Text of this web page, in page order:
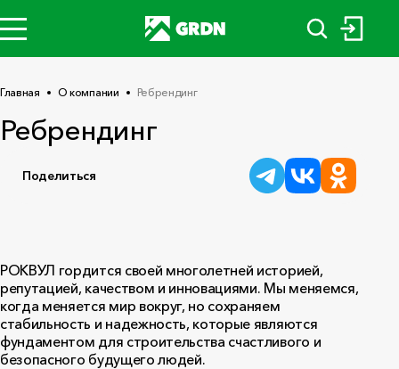
Главная О компании Ребрендинг
Ребрендинг
Поделиться
РОКВУЛ гордится своей многолетней историей,
репутацией, качеством и инновациями. Мы меняемся,
когда меняется мир вокруг, но сохраняем
стабильность и надежность, которые являются
фундаментом для строительства счастливого и
безопасного будущего людей.